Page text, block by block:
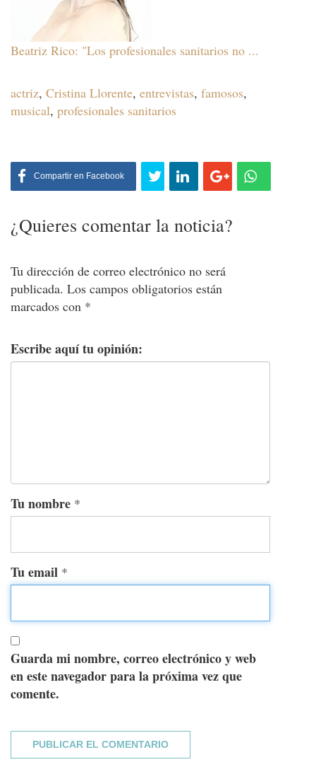
Beatriz Rico: "Los profesionales sanitarios no ...
actriz, Cristina Llorente, entrevistas, famosos,
musical, profesionales sanitarios
Compartir en Facebook
¿Quieres comentar la noticia?
Tu dirección de correo electrónico no será
publicada. Los campos obligatorios están
marcados con *
Escribe aquí tu opinión:
Tu nombre *
Tu email *
Guarda mi nombre, correo electrónico y web
en este navegador para la próxima vez que
comente.